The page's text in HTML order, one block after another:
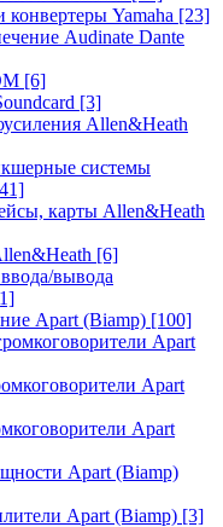
Yamaha [23]
Audinate Dante
[6]
[3]
Allen&Heath
системы
карты Allen&Heath
[6]
вывода
Apart (Biamp) [100]
Apart
Apart
Apart
Apart (Biamp)
Apart (Biamp) [3]